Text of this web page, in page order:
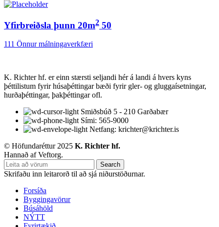
Yfirbreiðsla þunn 20m2 50
111 Önnur málningaverkfæri
K. Richter hf. er einn stærsti seljandi hér á landi á hvers kyns
þéttilistum fyrir húsaþéttingar bæði fyrir gler- og gluggaísetningar,
hurðaþéttingar, þakþéttingar ofl.
Smiðsbúð 5 - 210 Garðabær
Sími: 565-9000
Netfang: krichter@krichter.is
© Höfundaréttur 2025 K. Richter hf.
Hannað af Veftorg.
Search
Skrifaðu inn leitarorð til að sjá niðurstöðurnar.
Forsíða
Byggingavörur
Búsáhöld
NÝTT